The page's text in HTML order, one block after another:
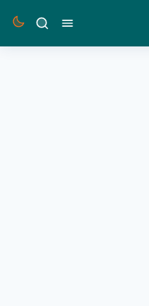
القائمةبحث